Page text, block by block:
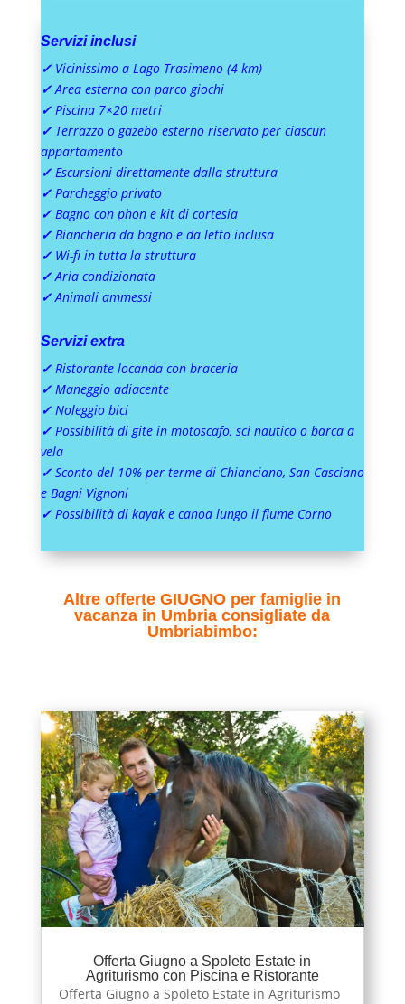
Servizi inclusi
✓Vicinissimo a Lago Trasimeno (4 km)
✓Area esterna con parco giochi
✓ Piscina 7×20 metri
✓ Terrazzo o gazebo esterno riservato per ciascun
appartamento
✓ Escursioni direttamente dalla struttura
✓ Parcheggio privato
✓ Bagno con phon e kit di cortesia
✓ Biancheria da bagno e da letto inclusa
✓ Wi-fi in tutta la struttura
✓Aria condizionata
✓Animali ammessi
Servizi extra
✓ Ristorante locanda con braceria
✓ Maneggio adiacente
✓ Noleggio bici
✓ Possibilità di gite in motoscafo, sci nautico o barca a
vela
✓ Sconto del 10% per terme di Chianciano, San Casciano
e Bagni Vignoni
✓ Possibilità di kayak e canoa lungo il fiume Corno
Altre offerte GIUGNO per famiglie in
vacanza in Umbria consigliate da
Umbriabimbo:
Offerta Giugno a Spoleto Estate in
Agriturismo con Piscina e Ristorante
Offerta Giugno a Spoleto Estate in Agriturismo